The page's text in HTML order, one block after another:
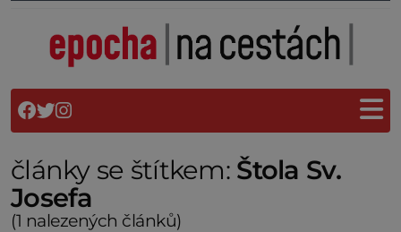
články se štítkem: Štola Sv.
Josefa
(1 nalezených článků)